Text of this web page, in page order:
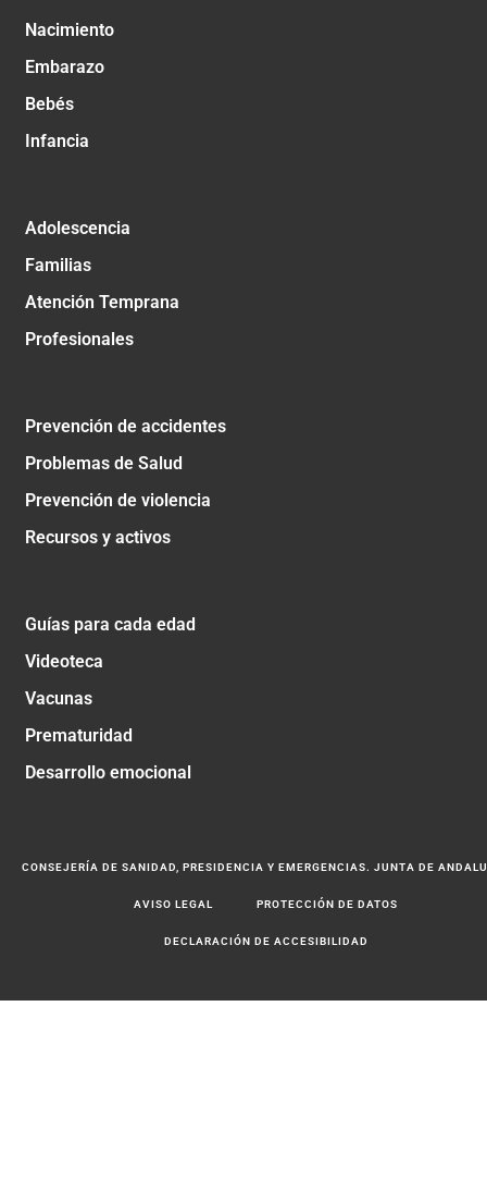
Nacimiento
Embarazo
Bebés
Infancia
Adolescencia
Familias
Atención Temprana
Profesionales
Prevención de accidentes
Problemas de Salud
Prevención de violencia
Recursos y activos
Guías para cada edad
Videoteca
Vacunas
Prematuridad
Desarrollo emocional
CONSEJERÍA DE SANIDAD, PRESIDENCIA Y EMERGENCIAS. JUNTA DE
AVISO LEGAL PROTECCIÓN DE DATOS
DECLARACIÓN DE ACCESIBILIDAD